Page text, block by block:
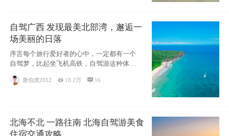
自驾广西 发现最美北部湾，邂逅一
场美丽的日落
序言每个旅行爱好者的心中，一定都有一个
自驾梦，比起坐飞机高铁，自驾游这种体验
唐伯虎2012  18.2万  16
北海不北 一路往南 北海自驾游美食